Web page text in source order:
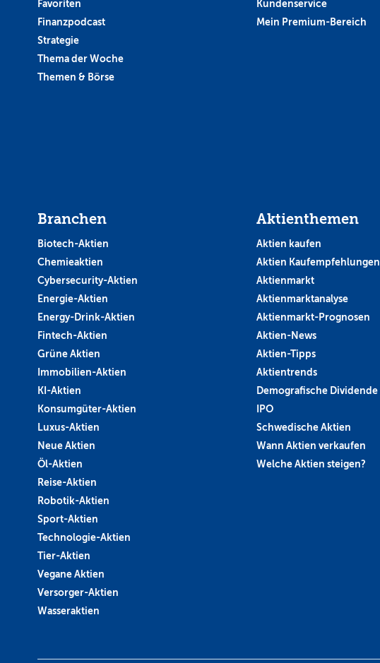
Favoriten
Finanzpodcast
Strategie
Thema der Woche
Themen & Börse
Kundenservice
Mein Premium-Bereich
Branchen
Biotech-Aktien
Chemieaktien
Cybersecurity-Aktien
Energie-Aktien
Energy-Drink-Aktien
Fintech-Aktien
Grüne Aktien
Immobilien-Aktien
KI-Aktien
Konsumgüter-Aktien
Luxus-Aktien
Neue Aktien
Öl-Aktien
Reise-Aktien
Robotik-Aktien
Sport-Aktien
Technologie-Aktien
Tier-Aktien
Vegane Aktien
Versorger-Aktien
Wasseraktien
Aktienthemen
Aktien kaufen
Aktien Kaufempfehlungen
Aktienmarkt
Aktienmarktanalyse
Aktienmarkt-Prognosen
Aktien-News
Aktien-Tipps
Aktientrends
Demografische Dividende
IPO
Schwedische Aktien
Wann Aktien verkaufen
Welche Aktien steigen?